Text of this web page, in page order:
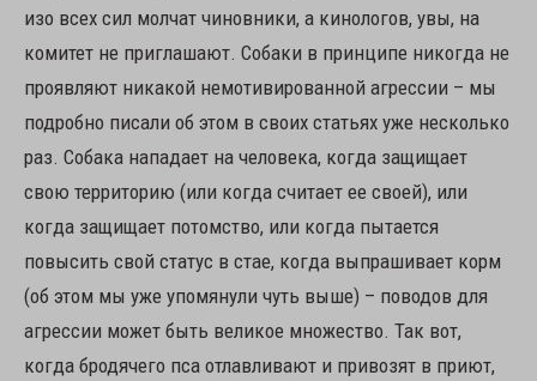
изо всех сил молчат чиновники, а кинологов, увы, на
комитет не приглашают. Собаки в принципе никогда не
проявляют никакой немотивированной агрессии – мы
подробно писали об этом в своих статьях уже несколько
раз. Собака нападает на человека, когда защищает
свою территорию (или когда считает ее своей), или
когда защищает потомство, или когда пытается
повысить свой статус в стае, когда выпрашивает корм
(об этом мы уже упомянули чуть выше) – поводов для
агрессии может быть великое множество. Так вот,
когда бродячего пса отлавливают и привозят в приют,